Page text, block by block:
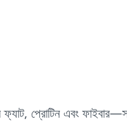
ফ্যাট, প্রোটিন এবং